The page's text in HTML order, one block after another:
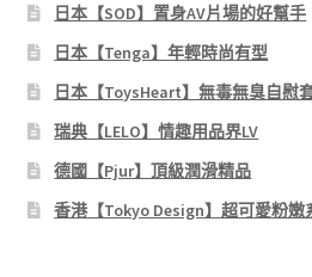
日本【SOD】置身AV片場的好幫手
日本【Tenga】年輕時尚有型
日本【ToysHeart】無毒無臭自慰
瑞典【LELO】情趣用品界LV
德國【Pjur】頂級潤滑精品
香港【Tokyo Design】超可愛粉嫩